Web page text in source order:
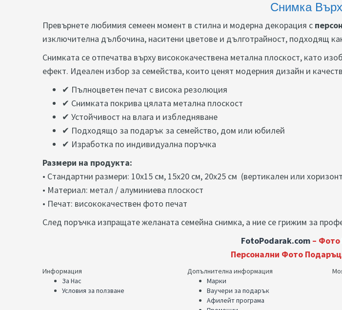
Снимка
Превърнете любимия семеен момент в стилна и модерна декорация с
изключителна дълбочина, наситени цветове и дълготрайност, подходящ
Снимката се отпечатва върху висококачествена метална плоскост, като
ефект. Идеален избор за семейства, които ценят модерния дизайн и
✔ Пълноцветен печат с висока резолюция
✔ Снимката покрива цялата метална плоскост
✔ Устойчивост на влага и избледняване
✔ Подходящо за подарък за семейство, дом или юбилей
✔ Изработка по индивидуална поръчка
Размери на продукта:
• Стандартни размери: 10х15 см, 15х20 см, 20х25 см (вертикален или
• Материал: метал / алуминиева плоскост
• Печат: висококачествен фото печат
След поръчка изпращате желаната семейна снимка, а ние се грижим за
FotoPodarak.com– Фото
Персонални Фото
Информация
За Нас
Условия за ползване
Допълнителна информация
Марки
Ваучери за подарък
Афилейт програма